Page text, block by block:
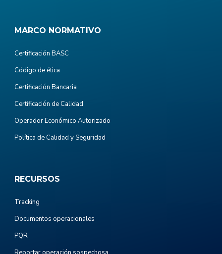
MARCO NORMATIVO
Certificación BASC
Código de ética
Certificación Bancaria
Certificación de Calidad
Operador Económico Autorizado
Política de Calidad y Seguridad
RECURSOS
Tracking
Documentos operacionales
PQR